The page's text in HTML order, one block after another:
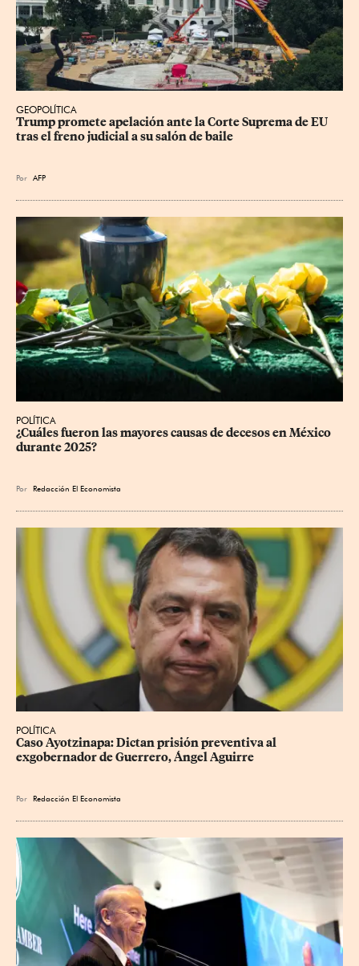
GEOPOLÍTICA
Trump promete apelación ante la Corte Suprema de EU
tras el freno judicial a su salón de baile
Por AFP
POLÍTICA
¿Cuáles fueron las mayores causas de decesos en México
durante 2025?
Por Redacción El Economista
POLÍTICA
Caso Ayotzinapa: Dictan prisión preventiva al
exgobernador de Guerrero, Ángel Aguirre
Por Redacción El Economista